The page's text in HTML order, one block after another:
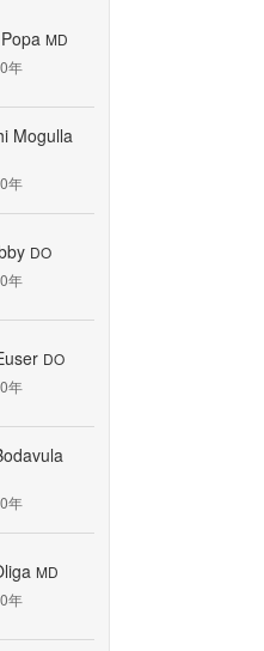
MD
年
Mogulla
年
DO
年
DO
年
年
MD
年